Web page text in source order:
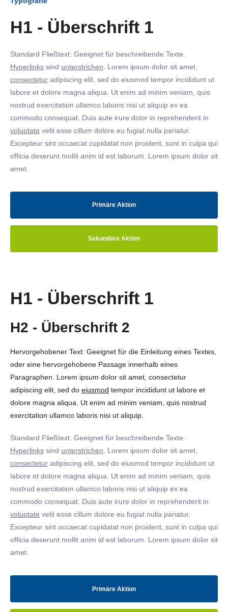
H1 - Überschrift 1
Standard Fließtext: Geeignet für beschreibende Texte.
Hyperlinks sind unterstrichen . Lorem ipsum dolor sit amet,
consectetur adipiscing elit, sed do eiusmod tempor incididunt ut
labore et dolore magna aliqua. Ut enim ad minim veniam, quis
nostrud exercitation ullamco laboris nisi ut aliquip ex ea
commodo consequat. Duis aute irure dolor in reprehenderit in
voluptate velit esse cillum dolore eu fugiat nulla pariatur.
Excepteur sint occaecat cupidatat non proident, sunt in culpa qui
officia deserunt mollit anim id est laborum. Lorem ipsum dolor sit
amet.
Primäre Aktion
Sekundäre Aktion
H1 - Überschrift 1
H2 - Überschrift 2
Hervorgehobener Text: Geeignet für die Einleitung eines Textes,
oder eine hervorgehobene Passage innerhalb eines
Paragraphen. Lorem ipsum dolor sit amet, consectetur
adipiscing elit, sed do eiusmod tempor incididunt ut labore et
dolore magna aliqua. Ut enim ad minim veniam, quis nostrud
exercitation ullamco laboris nisi ut aliquip.
Standard Fließtext: Geeignet für beschreibende Texte.
Hyperlinks sind unterstrichen . Lorem ipsum dolor sit amet,
consectetur adipiscing elit, sed do eiusmod tempor incididunt ut
labore et dolore magna aliqua. Ut enim ad minim veniam, quis
nostrud exercitation ullamco laboris nisi ut aliquip ex ea
commodo consequat. Duis aute irure dolor in reprehenderit in
voluptate velit esse cillum dolore eu fugiat nulla pariatur.
Excepteur sint occaecat cupidatat non proident, sunt in culpa qui
officia deserunt mollit anim id est laborum. Lorem ipsum dolor sit
amet.
Primäre Aktion